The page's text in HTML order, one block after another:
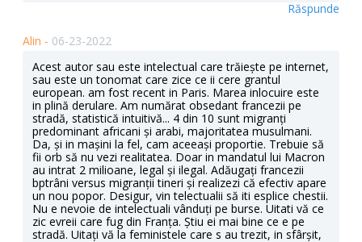
Răspunde
Alin - 06-23-2022
Acest autor sau este intelectual care trăiește pe internet,
sau este un tonomat care zice ce ii cere grantul
european. am fost recent in Paris. Marea inlocuire este
in plină derulare. Am numărat obsedant francezii pe
stradă, statistică intuitivă... 4 din 10 sunt migranți
predominant africani și arabi, majoritatea musulmani.
Da, și in mașini la fel, cam aceeași proportie. Trebuie să
fii orb să nu vezi realitatea. Doar in mandatul lui Macron
au intrat 2 milioane, legal și ilegal. Adăugați francezii
bptrâni versus migranții tineri și realizezi că efectiv apare
un nou popor. Desigur, vin telectualii să iti esplice chestii.
Nu e nevoie de intelectuali vânduți pe burse. Uitati vă ce
zic evreii care fug din Franța. Știu ei mai bine ce e pe
stradă. Uitați vă la feministele care s au trezit, in sfârșit,